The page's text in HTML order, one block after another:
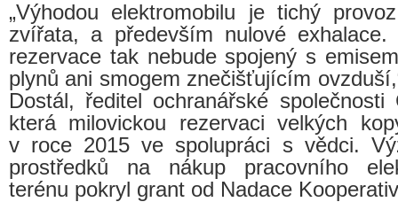
„Výhodou elektromobilu je tichý
zvířata, a především nulové exhalace.
rezervace tak nebude spojený s
plynů ani smogem znečišťujícím
Dostál, ředitel ochranářské společnosti
která milovickou rezervaci velkých
v roce 2015 ve spolupráci s vědci.
prostředků na nákup pracovního
terénu pokryl grant od Nadace